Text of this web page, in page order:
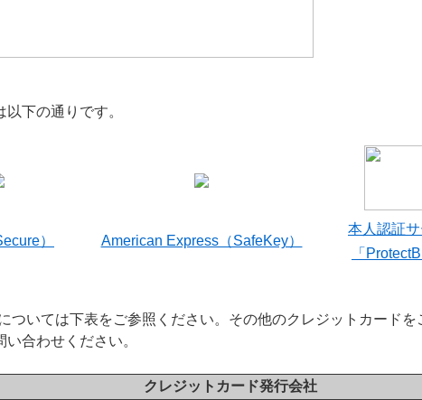
下の通りです。
） American Express（SafeKey）
本人認証
「
いては下表をご参照ください。その他のクレジットカードを
合わせください。
クレジットカード発行会社